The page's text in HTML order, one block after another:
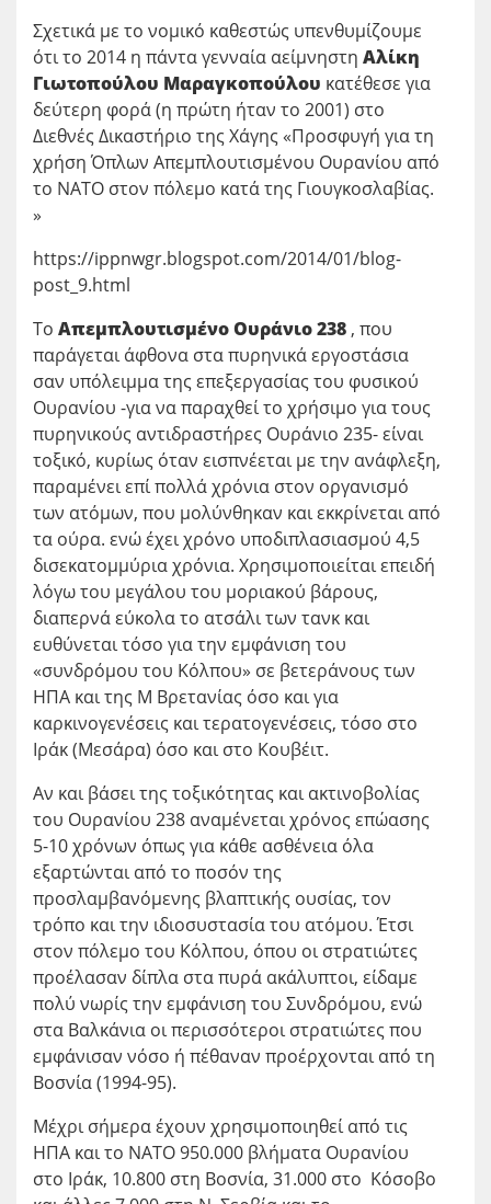
Σχετικά με το νομικό καθεστώς υπενθυμίζουμε
ότι το 2014 η πάντα γενναία αείμνηστη Αλίκη
Γιωτοπούλου Μαραγκοπούλου κατέθεσε για
δεύτερη φορά (η πρώτη ήταν το 2001) στο
Διεθνές Δικαστήριο της Χάγης «Προσφυγή για τη
χρήση Όπλων Απεμπλουτισμένου Ουρανίου από
το ΝΑΤΟ στον πόλεμο κατά της Γιουγκοσλαβίας.
»
https://ippnwgr.blogspot.com/2014/01/blog-
post_9.html
Το Απεμπλουτισμένο Ουράνιο 238 , που
παράγεται άφθονα στα πυρηνικά εργοστάσια
σαν υπόλειμμα της επεξεργασίας του φυσικού
Ουρανίου -για να παραχθεί το χρήσιμο για τους
πυρηνικούς αντιδραστήρες Ουράνιο 235- είναι
τοξικό, κυρίως όταν εισπνέεται με την ανάφλεξη,
παραμένει επί πολλά χρόνια στον οργανισμό
των ατόμων, που μολύνθηκαν και εκκρίνεται από
τα ούρα. ενώ έχει χρόνο υποδιπλασιασμού 4,5
δισεκατομμύρια χρόνια. Χρησιμοποιείται επειδή
λόγω του μεγάλου του μοριακού βάρους,
διαπερνά εύκολα το ατσάλι των τανκ και
ευθύνεται τόσο για την εμφάνιση του
«συνδρόμου του Κόλπου» σε βετεράνους των
ΗΠΑ και της Μ Βρετανίας όσο και για
καρκινογενέσεις και τερατογενέσεις, τόσο στο
Ιράκ (Μεσάρα) όσο και στο Κουβέιτ.
Αν και βάσει της τοξικότητας και ακτινοβολίας
του Ουρανίου 238 αναμένεται χρόνος επώασης
5-10 χρόνων όπως για κάθε ασθένεια όλα
εξαρτώνται από το ποσόν της
προσλαμβανόμενης βλαπτικής ουσίας, τον
τρόπο και την ιδιοσυστασία του ατόμου. Έτσι
στον πόλεμο του Κόλπου, όπου οι στρατιώτες
προέλασαν δίπλα στα πυρά ακάλυπτοι, είδαμε
πολύ νωρίς την εμφάνιση του Συνδρόμου, ενώ
στα Βαλκάνια οι περισσότεροι στρατιώτες που
εμφάνισαν νόσο ή πέθαναν προέρχονται από τη
Βοσνία (1994-95).
Μέχρι σήμερα έχουν χρησιμοποιηθεί από τις
ΗΠΑ και το ΝΑΤΟ 950.000 βλήματα Ουρανίου
στο Ιράκ, 10.800 στη Βοσνία, 31.000 στο Κόσοβο